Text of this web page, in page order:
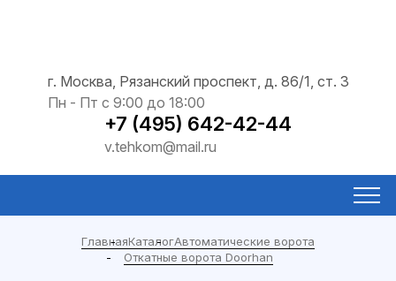
г. Москва, Рязанский проспект, д. 86/1, ст. 3
Пн - Пт с 9:00 до 18:00
+7 (495) 642-42-44
v.tehkom@mail.ru
ГлавнаяКаталогАвтоматические ворота
Откатные ворота Doorhan